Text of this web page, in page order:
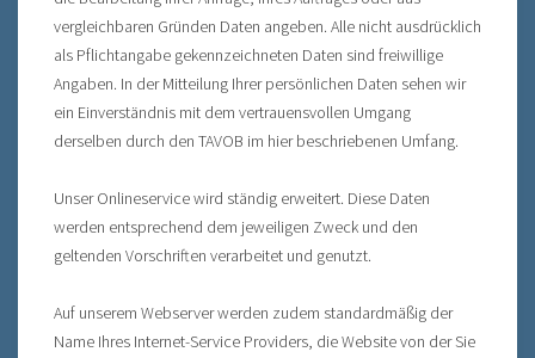
vergleichbaren Gründen Daten angeben. Alle nicht ausdrücklich
als Pflichtangabe gekennzeichneten Daten sind freiwillige
Angaben. In der Mitteilung Ihrer persönlichen Daten sehen wir
ein Einverständnis mit dem vertrauensvollen Umgang
derselben durch den TAVOB im hier beschriebenen Umfang.
Unser Onlineservice wird ständig erweitert. Diese Daten
werden entsprechend dem jeweiligen Zweck und den
geltenden Vorschriften verarbeitet und genutzt.
Auf unserem Webserver werden zudem standardmäßig der
Name Ihres Internet-Service Providers, die Website von der Sie